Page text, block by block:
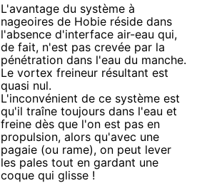
L'avantage du système à
nageoires de Hobie réside dans
l'absence d'interface air-eau qui,
de fait, n'est pas crevée par la
pénétration dans l'eau du manche.
Le vortex freineur résultant est
quasi nul.
L'inconvénient de ce système est
qu'il traîne toujours dans l'eau et
freine dès que l'on est pas en
propulsion, alors qu'avec une
pagaie (ou rame), on peut lever
les pales tout en gardant une
coque qui glisse !